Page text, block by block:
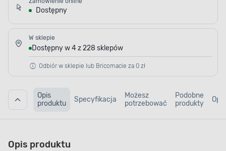
Dostępny
W sklepie
Dostępny w 4 z 228 sklepów
Odbiór w sklepie lub Bricomacie za 0 zł
Opis
produktu
Specyfikacja
Możesz
potrzebować
Podobne
produkty
Opis produktu